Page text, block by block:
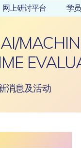
网上研讨平台 学
消息及活动